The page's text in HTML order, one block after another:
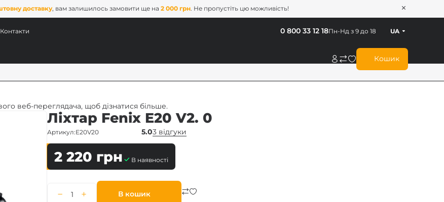
доставку, вам залишилось замовити ще на2 000 грн. Не пропустіть цю можливість!
Кошик
Пн-Нд з 9 до 18
0 800 33 12 18 UA
Контакти
веб-переглядача, щоб дізнатися більше.
Ліхтар Fenix E20 V2. 0
Артикул:E20V20 5.03 відгуки
2 220 грн В наявності
В кошик